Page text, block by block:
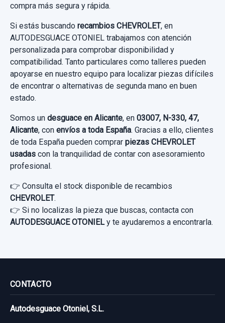
533612
40,00 €
Sin IVA, gastos de envío no incluidos.
Consultar por whatsapp
PINZA FRENO DELANTERA IZQUIERDA
compra más segura y rápida.
Si estás buscando recambios CHEVROLET, en
AUTODESGUACE OTONIEL trabajamos con atención
personalizada para comprobar disponibilidad y
compatibilidad. Tanto particulares como talleres pueden
apoyarse en nuestro equipo para localizar piezas difíciles
de encontrar o alternativas de segunda mano en buen
estado.
Somos un desguace en Alicante, en 03007, N-330, 47,
Alicante, con envíos a toda España. Gracias a ello, clientes
de toda España pueden comprar piezas CHEVROLET
usadas con la tranquilidad de contar con asesoramiento
profesional.
👉 Consulta el stock disponible de recambios
CHEVROLET.
👉 Si no localizas la pieza que buscas, contacta con
AUTODESGUACE OTONIELy te ayudaremos a encontrarla.
CONTACTO
Autodesguace Otoniel, S.L.